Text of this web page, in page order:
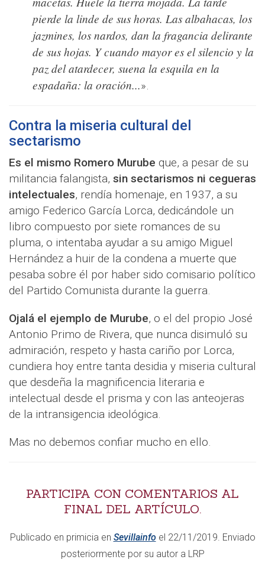
pierde la linde de sus horas. Las albahacas, los
jazmines, los nardos, dan la fragancia delirante
de sus hojas. Y cuando mayor es el silencio y la
paz del atardecer, suena la esquila en la
espadaña: la oración...».
Contra la miseria cultural del
sectarismo
Es el mismo Romero Murube que, a pesar de su
militancia falangista, sin sectarismos ni cegueras
intelectuales, rendía homenaje, en 1937, a su
amigo Federico García Lorca, dedicándole un
libro compuesto por siete romances de su
pluma, o intentaba ayudar a su amigo Miguel
Hernández a huir de la condena a muerte que
pesaba sobre él por haber sido comisario político
del Partido Comunista durante la guerra.
Ojalá el ejemplo de Murube, o el del propio José
Antonio Primo de Rivera, que nunca disimuló su
admiración, respeto y hasta cariño por Lorca,
cundiera hoy entre tanta desidia y miseria cultural
que desdeña la magnificencia literaria e
intelectual desde el prisma y con las anteojeras
de la intransigencia ideológica.
Mas no debemos confiar mucho en ello.
PARTICIPA CON COMENTARIOS AL
FINAL DEL ARTÍCULO.
​Publicado en primicia en Sevillainfo el 22/11/2019. Enviado
posteriormente por su autor a LRP